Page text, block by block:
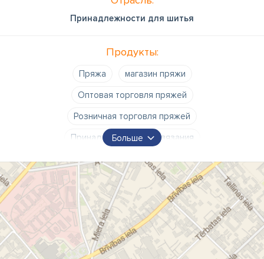
Принадлежности для шитья
Продукты:
Пряжа
магазин пряжи
Оптовая торговля пряжей
Розничная торговля пряжей
Принадлежности для вязания
Нитки для вязания спицами
Вязальные спицы
Пряжа для вязальных машин
Пряжа для детей
Эффектная пряжа
Эффект пряжи
Шерсть с акрилом
Пряжа мохер
Больше